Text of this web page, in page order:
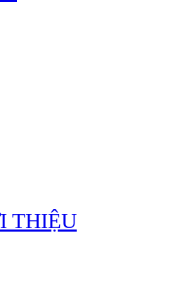
THIỆU